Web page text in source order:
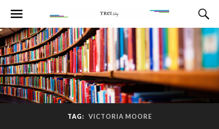
TAG: VICTORIA MOORE